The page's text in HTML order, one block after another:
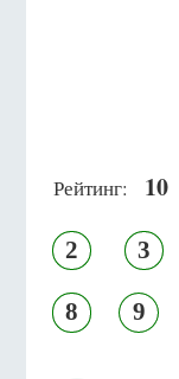
Рейтинг: 10
2 3
8 9